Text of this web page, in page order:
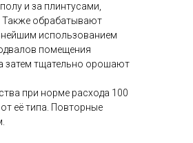
и за плинтусами,
Также обрабатывают
использованием
помещения
затем тщательно орошают
при норме расхода 100
её типа. Повторные